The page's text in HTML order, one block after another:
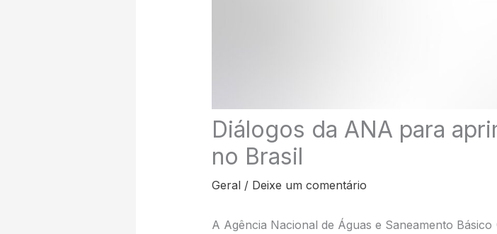
Diálogos da ANA para
no Brasil
Geral/ Deixe um comentário
A Agência Nacional de Águas e Saneamento